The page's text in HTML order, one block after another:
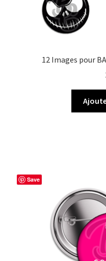
12 Images pour
Save